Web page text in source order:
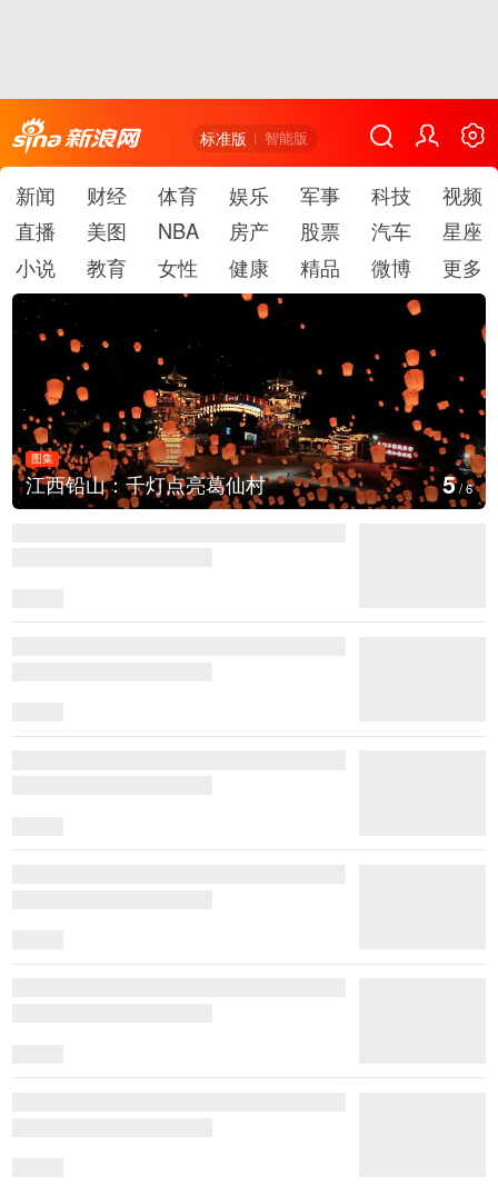
标准版 智能版
新闻 财经 体育 娱乐 军事 科技
视频
直播
美图 NBA 房产 股票 汽车
星座
小说
教育 女性 健康 精品 微博 更多
图集
上海：七彩稻田画迎最佳观赏期 6/6